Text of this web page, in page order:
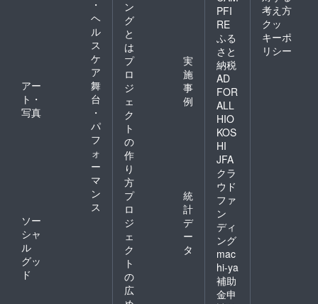
・
ヘ
ル
ス
ケ
ア
アー
ト・
写真
舞
台
・
パ
フ
ォ
ー
マ
ン
ス
ソー
シャ
ル
グッ
ド
ン
グ
と
は
プ
ロ
ジ
ェ
ク
ト
の
作
り
方
実
施
事
例
プ
ロ
ジ
ェ
ク
ト
の
広
統
計
デ
ー
タ
PFI
RE
ふる
さと
納税
AD
FOR
ALL
HIO
KOS
HI
JFA
クラ
ウド
ファ
ン
ディ
ング
mac
hi-ya
補助
金申
考え方
クッ
キーポ
リシー